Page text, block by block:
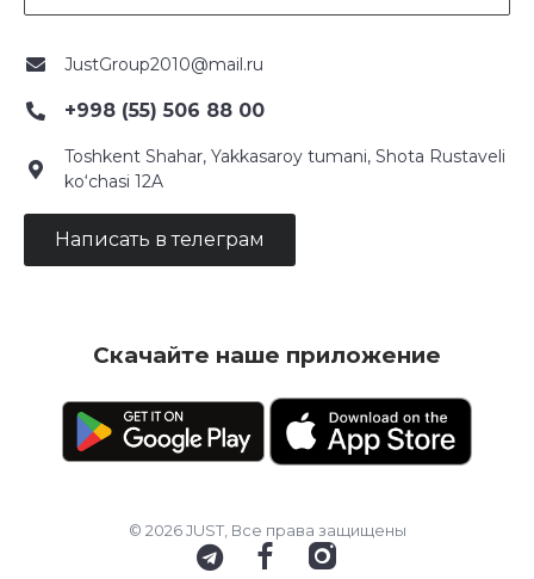
JustGroup2010@mail.ru
+998 (55) 506 88 00
Toshkent Shahar, Yakkasaroy tumani, Shota Rustaveli
ko‘chasi 12A
Написать в телеграм
Скачайте наше приложение
© 2026 JUST, Все права защищены